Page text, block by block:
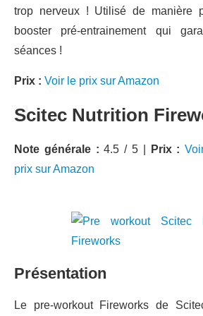
trop nerveux ! Utilisé de manière
booster pré-entrainement qui
séances !
Prix : Voir le prix sur Amazon
Scitec Nutrition
Note générale : 4.5 / 5 | Prix :
prix sur Amazon
Présentation
Le pre-workout Fireworks de